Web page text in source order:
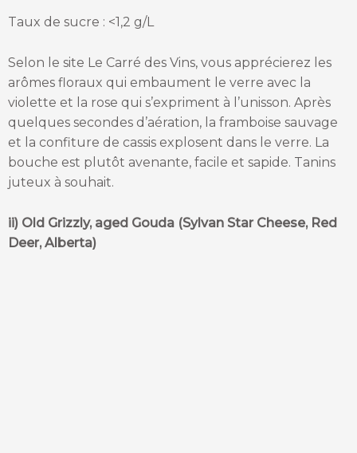
Taux de sucre : <1,2 g/L
Selon le site Le Carré des Vins, vous apprécierez les
arômes floraux qui embaument le verre avec la
violette et la rose qui s’expriment à l’unisson. Après
quelques secondes d’aération, la framboise sauvage
et la confiture de cassis explosent dans le verre. La
bouche est plutôt avenante, facile et sapide. Tanins
juteux à souhait.
ii) Old Grizzly, aged Gouda (Sylvan Star Cheese, Red
Deer, Alberta)